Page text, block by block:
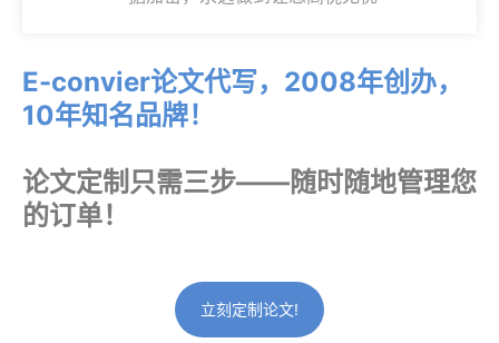
E-convier论文代写，2008年创办，
10年知名品牌！
论文定制只需三步——随时随地管理您
的订单！
立刻定制论文!